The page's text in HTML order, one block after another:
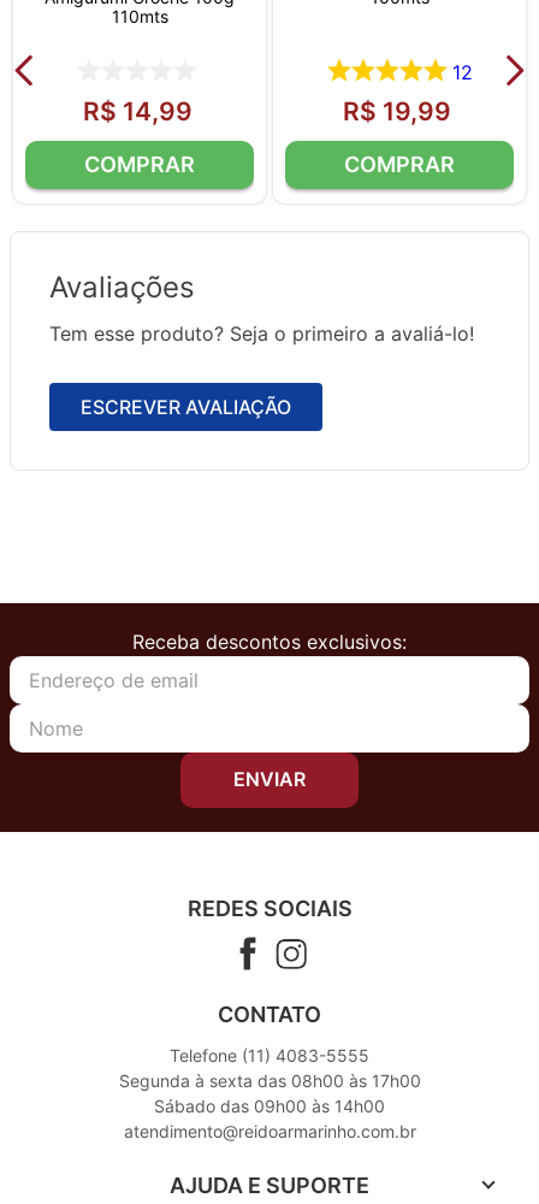
110mts
R$ 14,99
12
R$ 19,99
Avaliações
Tem esse produto? Seja o primeiro a avaliá-lo!
ESCREVER AVALIAÇÃO
Receba descontos exclusivos:
ENVIAR
REDES SOCIAIS
CONTATO
Telefone (11) 4083-5555
Segunda à sexta das 08h00 às 17h00
Sábado das 09h00 às 14h00
atendimento@reidoarmarinho.com.br
AJUDA E SUPORTE